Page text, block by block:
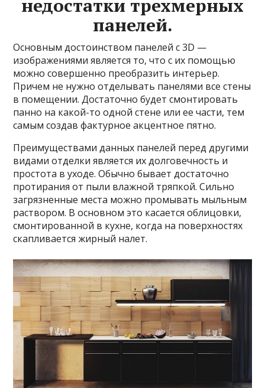
недостатки трехмерных
панелей.
Основным достоинством панелей с 3D —
изображениями является то, что с их помощью
можно совершенно преобразить интерьер.
Причем не нужно отделывать панелями все стены
в помещении. Достаточно будет смонтировать
панно на какой-то одной стене или ее части, тем
самым создав фактурное акцентное пятно.
Преимуществами данных панелей перед другими
видами отделки является их долговечность и
простота в уходе. Обычно бывает достаточно
протирания от пыли влажной тряпкой. Сильно
загрязненные места можно промывать мыльным
раствором. В основном это касается облицовки,
смонтированной в кухне, когда на поверхностях
скапливается жирный налет.